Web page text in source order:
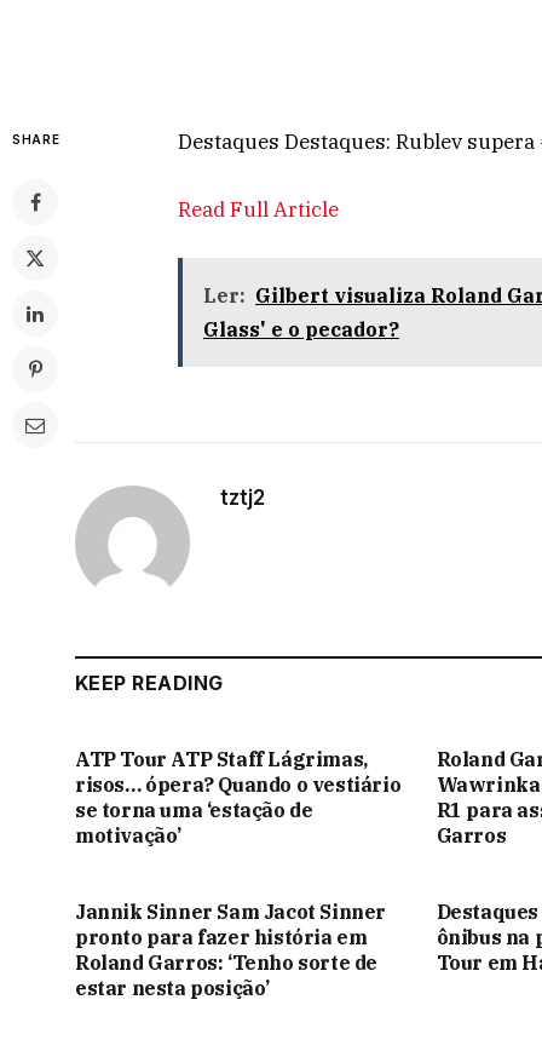
SHARE Destaques Destaques: Rublev
Read Full Article
Ler: Gilbert visualiza Roland
Glass' e o pecador?
tztj2
KEEP READING
ATP Tour ATP Staff Lágrimas,
risos… ópera? Quando o vestiário
se torna uma ‘estação de
motivação’
Roland
R1 para
Garros
Jannik Sinner Sam Jacot Sinner
pronto para fazer história em
Roland Garros: ‘Tenho sorte de
estar nesta posição’
ônibus na
Tour em